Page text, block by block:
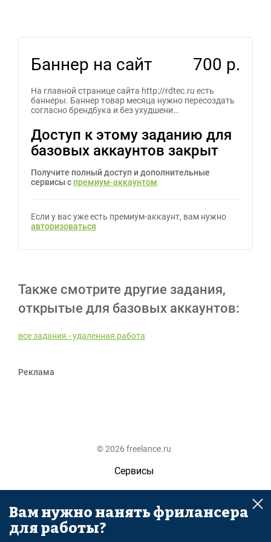
Баннер на сайт 700 р.
На главной странице сайта http://rdtec.ru есть
баннеры. Баннер товар месяца нужно пересоздать
согласно брендбука и без ухудшени…
Доступ к этому заданию для
базовых аккаунтов закрыт
Получите полный доступ и дополнительные
сервисы с премиум-аккаунтом
Если у вас уже есть премиум-аккаунт, вам нужно
авторизоваться
Также смотрите другие задания,
открытые для базовых аккаунтов:
все задания - удаленная работа
Реклама
© 2026 freelance.ru
Сервисы
Помощь
Поиск
Вам нужно нанять фрилансера
для работы?